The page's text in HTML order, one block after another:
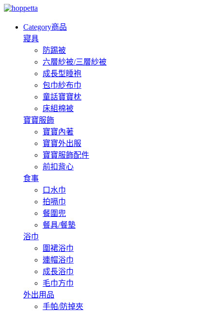
Category商品
寢具
防踢被
六層紗被/三層紗被
成長型睡袍
包巾紗布巾
童話寶寶枕
床組棉被
寶寶服飾
寶寶內著
寶寶外出服
寶寶服飾配件
前扣背心
食事
口水巾
拍嗝巾
餐圍兜
餐具/餐墊
浴巾
圍裙浴巾
連帽浴巾
成長浴巾
毛巾方巾
外出用品
手帕/防掉夾